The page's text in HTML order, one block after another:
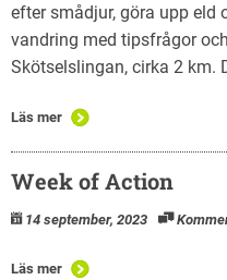
efter smådjur, göra upp eld
vandring med tipsfrågor
Skötselslingan, cirka 2 km.
Läs mer
Week of Action
14 september, 2023
Läs mer